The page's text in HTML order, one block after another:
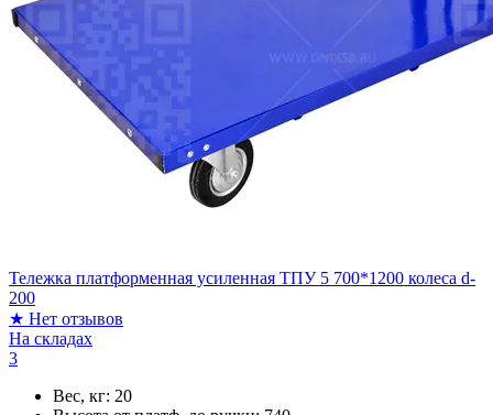
Тележка платформенная усиленная ТПУ 5 700*1200 колеса d-
200
★ Нет отзывов
На складах
3
Вес, кг: 20